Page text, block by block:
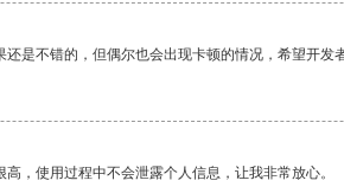
是不错的，但偶尔也会出现卡顿的情况，希望开发
，使用过程中不会泄露个人信息，让我非常放心。